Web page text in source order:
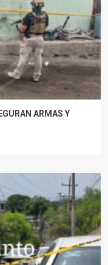
ARMAS Y